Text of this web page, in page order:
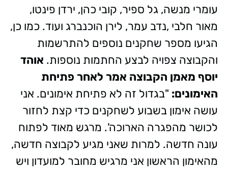
עומרי מנשה, גל ספיר, קובי כהן, ירדן פינטו,
מאור חלבי ,נדב עמר, לירן הוכנברג ועוד. כמו כן,
הגיעו מספר שחקנים נוספים להתרשמות
והקבוצה צפויה לבצע החתמות נוספות. אוהד
יוסף מאמן הקבוצה אמר לאחר פתיחת
האימונים: "בגדול זה לא פתיחת אימונים. אני
עושה אימון בשבוע לשחקנים כדי קצת לחזור
לכושר מהפגרה הארוכה'. מרגש מאוד לפתוח
עונה חדשה. למרות שאני מגיע לקבוצה חדשה,
מהאימון הראשון אני מרגיש מחובר למועדון ויש